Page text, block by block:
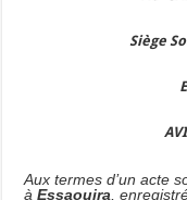
Siège
Aux termes d’un acte
àEssaouira ,